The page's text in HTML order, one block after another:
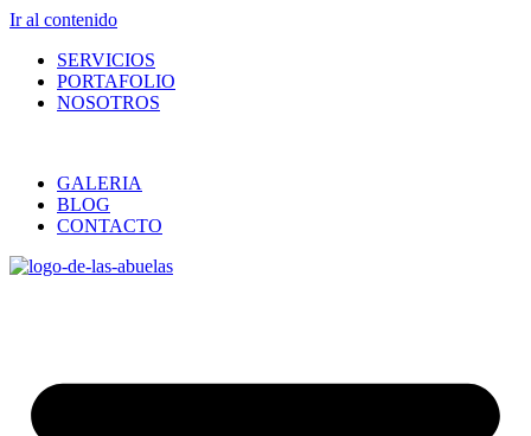
Ir al contenido
SERVICIOS
PORTAFOLIO
NOSOTROS
GALERIA
BLOG
CONTACTO